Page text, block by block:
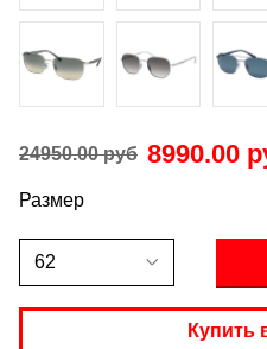
24950.00 руб 8990.00
Размер
Купить